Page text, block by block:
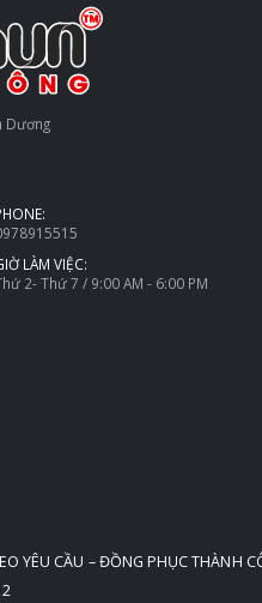
Dương
LÀM VIỆC:
2- Thứ 7 / 9:00 AM - 6:00 PM
YÊU CẦU – ĐỒNG PHỤC THÀNH